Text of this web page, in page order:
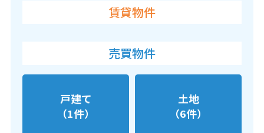
賃貸物件
売買物件
戸建て
（1件）
土地
（6件）